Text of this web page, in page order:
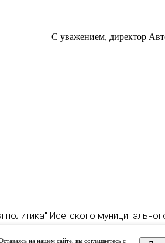
С уважением, директор
Исетского
на нашем сайте, вы соглашаетесь с